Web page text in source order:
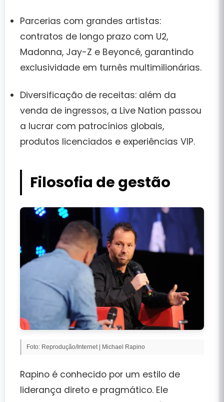
Parcerias com grandes artistas:
contratos de longo prazo com U2,
Madonna, Jay-Z e Beyoncé, garantindo
exclusividade em turnês multimilionárias.
Diversificação de receitas: além da
venda de ingressos, a Live Nation passou
a lucrar com patrocínios globais,
produtos licenciados e experiências VIP.
Filosofia de gestão
Foto: Reprodução/Internet | Michael Rapino
Rapino é conhecido por um estilo de
liderança direto e pragmático. Ele